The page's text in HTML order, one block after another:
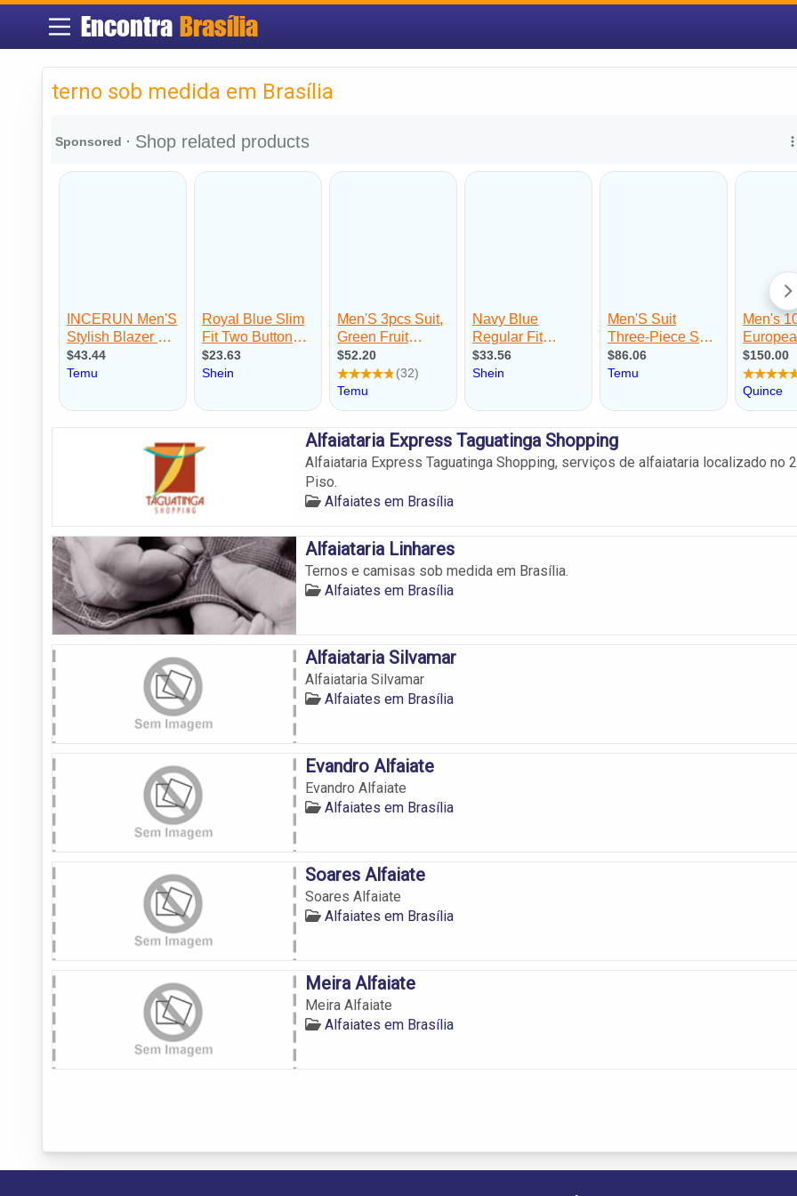
Encontra Brasília
terno sob medida em Brasília
Alfaiataria Express Taguatinga Shopping
Alfaiataria Express Taguatinga Shopping, serviços de alfaiataria localizado no
Piso.
Alfaiates em Brasília
Alfaiataria Linhares
Ternos e camisas sob medida em Brasília.
Alfaiates em Brasília
Alfaiataria Silvamar
Alfaiataria Silvamar
Alfaiates em Brasília
Evandro Alfaiate
Evandro Alfaiate
Alfaiates em Brasília
Soares Alfaiate
Soares Alfaiate
Alfaiates em Brasília
Meira Alfaiate
Meira Alfaiate
Alfaiates em Brasília